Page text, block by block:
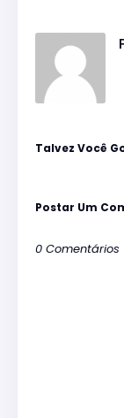
Talvez Você
Postar Um
0 Comentários